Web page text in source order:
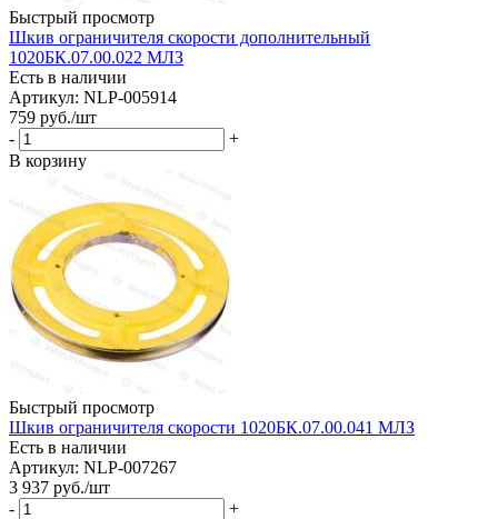
Быстрый просмотр
Шкив ограничителя скорости дополнительный
1020БК.07.00.022 МЛЗ
Есть в наличии
Артикул: NLP-005914
759 руб./шт
-
+
В корзину
Быстрый просмотр
Шкив ограничителя скорости 1020БК.07.00.041 МЛЗ
Есть в наличии
Артикул: NLP-007267
3 937 руб./шт
-
+